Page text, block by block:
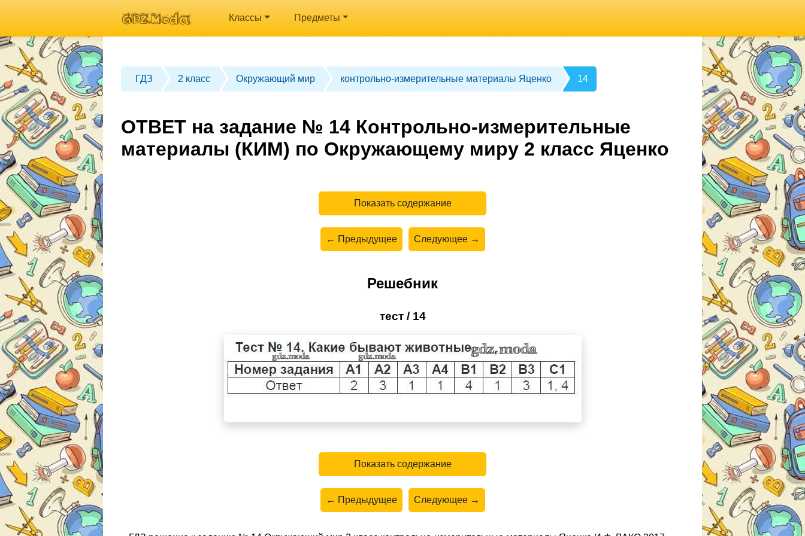
Классы Предметы
ГДЗ 2 класс Окружающий мир контрольно-измерительные материалы Яценко 14
ОТВЕТ на задание № 14 Контрольно-измерительные
материалы (КИМ) по Окружающему миру 2 класс Яценко
Показать содержание
← Предыдущее Следующее →
Решебник
тест / 14
Показать содержание
← Предыдущее Следующее →